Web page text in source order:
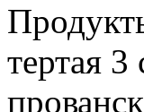
тертая